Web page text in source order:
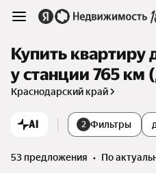
Купить квартиру
у станции 765 км
Краснодарский край
AI 2 Фильтры
53 предложения •
по